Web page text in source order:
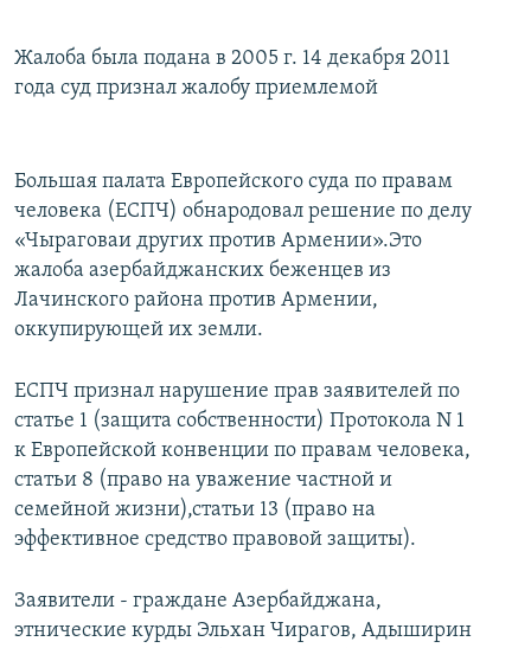
XƏBƏR BÜLLETENLƏRIMIZ
Жалоба была подана в 2005 г. 14 декабря 2011
года суд признал жалобу приемлемой
Большая палата Европейского суда по правам
человека (ЕСПЧ) обнародовал решение по делу
«Чыраговаи других против Армении».Это
жалоба азербайджанских беженцев из
Лачинского района против Армении,
оккупирующей их земли.
ЕСПЧ признал нарушение прав заявителей по
статье 1 (защита собственности) Протокола N 1
к Европейской конвенции по правам человека,
статьи 8 (право на уважение частной и
семейной жизни),статьи 13 (право на
эффективное средство правовой защиты).
Заявители - граждане Азербайджана,
этнические курды Эльхан Чирагов, Адыширин